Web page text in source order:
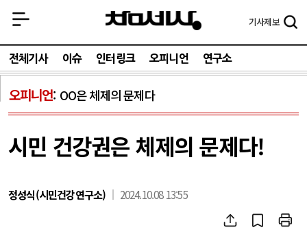
기사제보
전체기사 이슈 인터링크 오피니언 연구소
오피니언 OO은 체제의 문제다
시민 건강권은 체제의 문제다!
정성식(시민건강연구소) 2024.10.08 13:55